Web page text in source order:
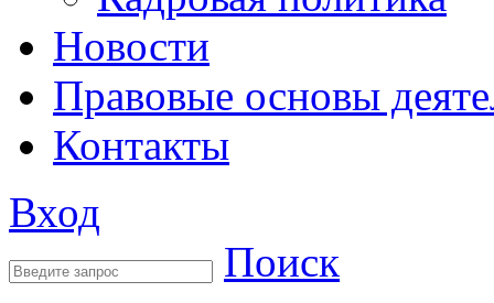
Новости
Правовые основы
Контакты
Вход
Поиск